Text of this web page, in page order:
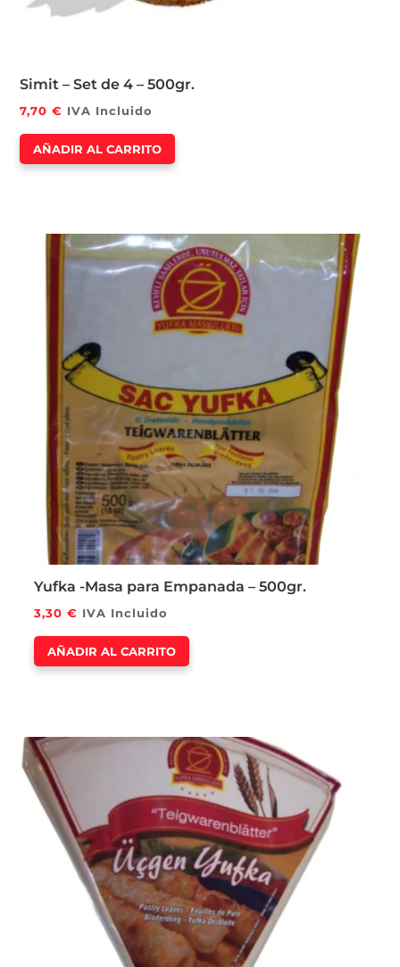
Simit – Set de 4 – 500gr.
7,70€ IVA Incluido
AÑADIR AL CARRITO
Yufka -Masa para Empanada – 500gr.
3,30€ IVA Incluido
AÑADIR AL CARRITO